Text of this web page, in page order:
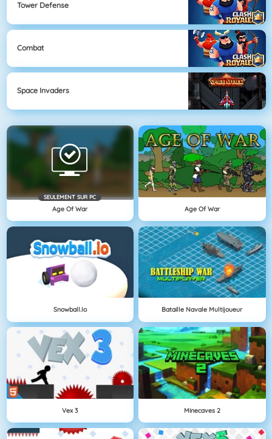
Tower Defense
Combat
Space Invaders
SEULEMENT SUR PC
Age Of War Age Of War
Snowball.io Bataille Navale Multijoueur
Vex 3 Minecaves 2